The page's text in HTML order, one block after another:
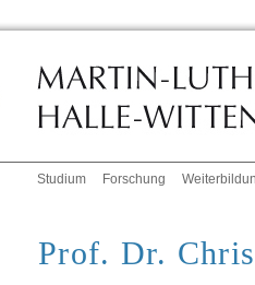
Studium Forschung
Prof. Dr.